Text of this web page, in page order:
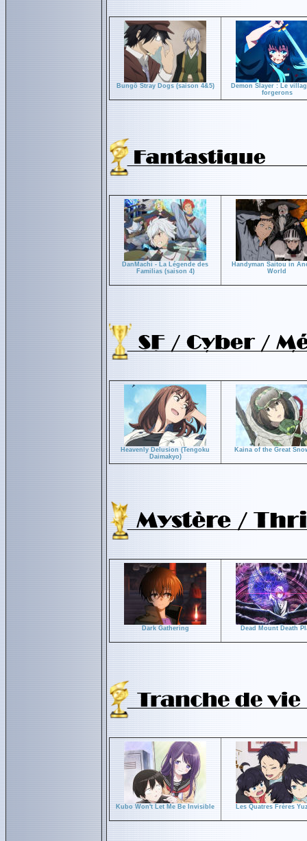
Bungô Stray Dogs (saison 4&5)
Demon Slayer : Le
forgerons
DanMachi - La Légende des
Familias (saison 4)
Handyman Saitou in
World
Heavenly Delusion (Tengoku
Daimakyo)
Kaina of the Great
Dark Gathering Dead Mount Death
Kubo Won't Let Me Be Invisible Les Quatres Frères